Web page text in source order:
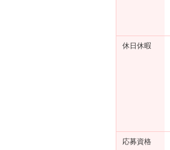
休日休暇
応募資格